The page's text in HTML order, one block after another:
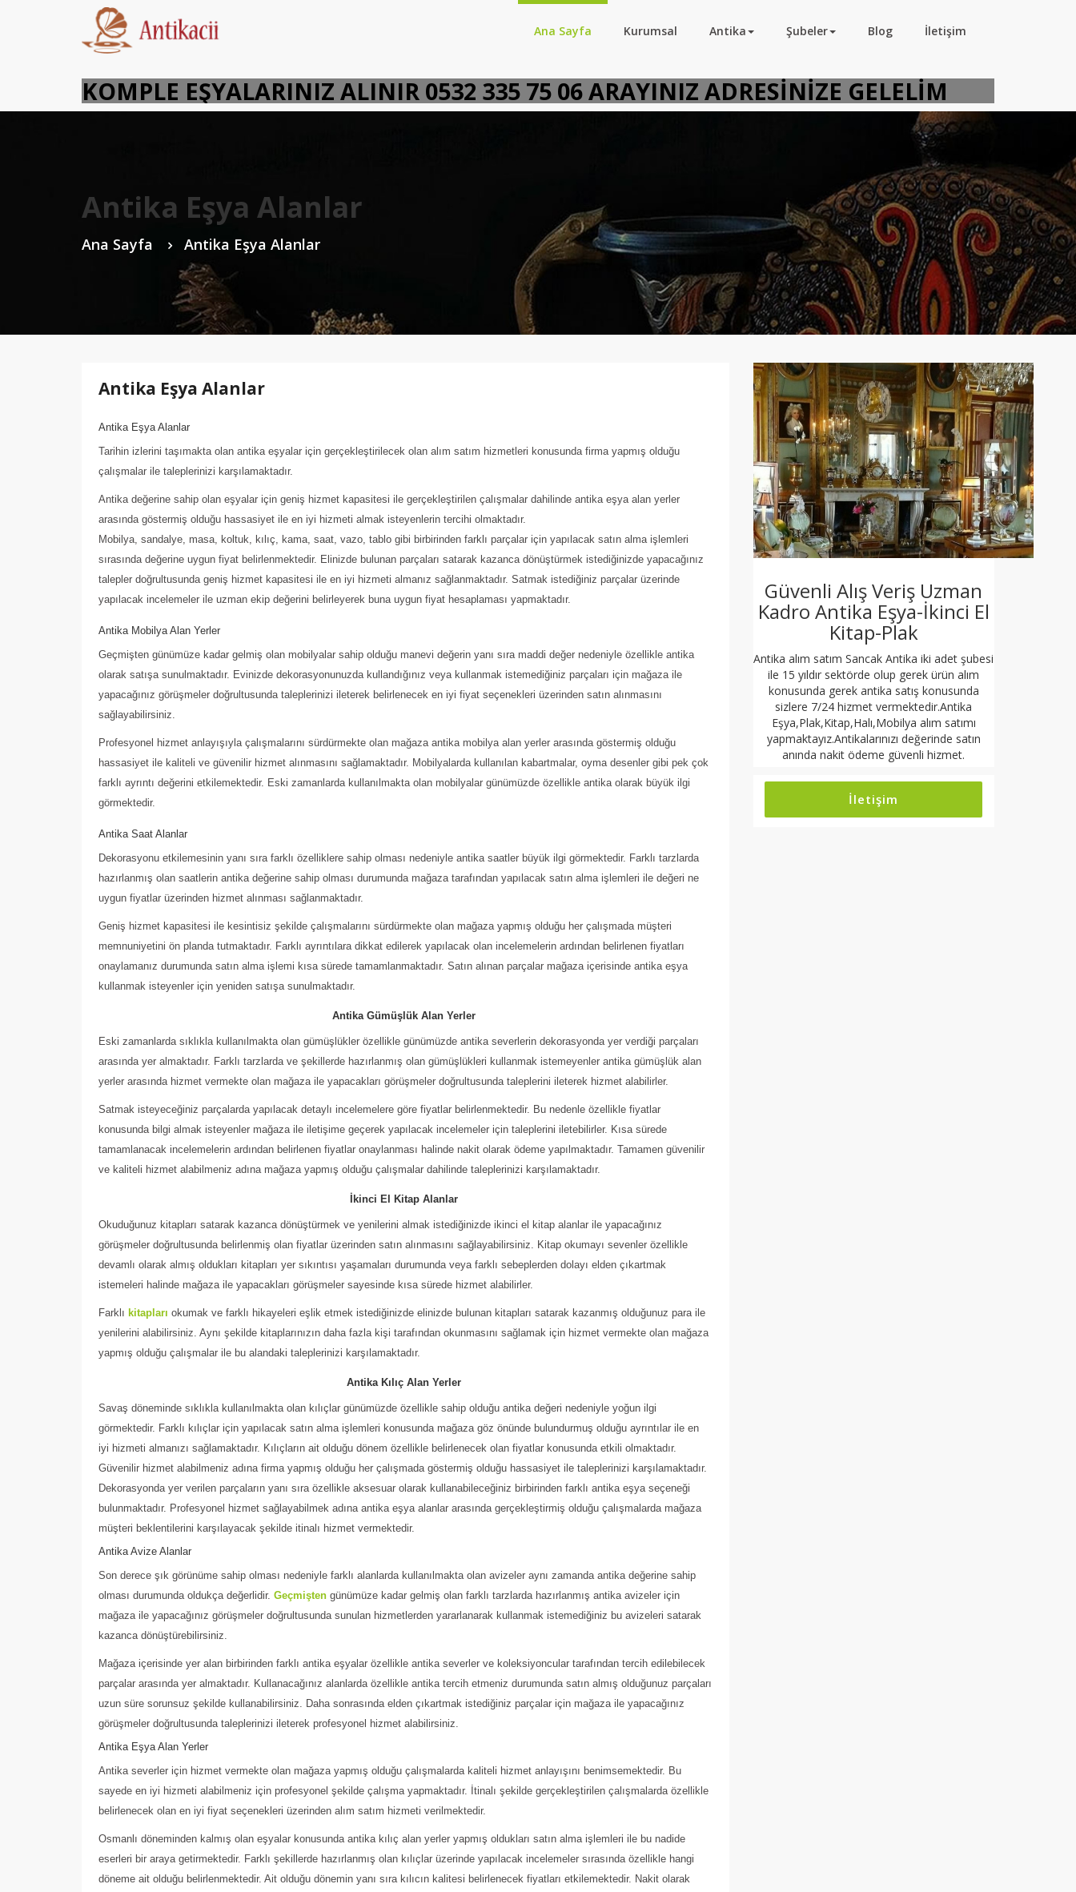
Ana Sayfa Kurumsal Antika Şubeler Blog İletişim
KOMPLE EŞYALARINIZ ALINIR 0532 335 75 06 ARAYINIZ ADRESİNİZE GELELİM
Antika Eşya Alanlar
Ana Sayfa Antika Eşya Alanlar
Antika Eşya Alanlar
Antika Eşya Alanlar
Tarihin izlerini taşımakta olan antika eşyalar için gerçekleştirilecek olan alım satım hizmetleri konusunda firma yapmış olduğu
çalışmalar ile taleplerinizi karşılamaktadır.
Antika değerine sahip olan eşyalar için geniş hizmet kapasitesi ile gerçekleştirilen çalışmalar dahilinde antika eşya alan yerler
arasında göstermiş olduğu hassasiyet ile en iyi hizmeti almak isteyenlerin tercihi olmaktadır.
Mobilya, sandalye, masa, koltuk, kılıç, kama, saat, vazo, tablo gibi birbirinden farklı parçalar için yapılacak satın alma işlemleri
sırasında değerine uygun fiyat belirlenmektedir. Elinizde bulunan parçaları satarak kazanca dönüştürmek istediğinizde yapacağınız
talepler doğrultusunda geniş hizmet kapasitesi ile en iyi hizmeti almanız sağlanmaktadır. Satmak istediğiniz parçalar üzerinde
yapılacak incelemeler ile uzman ekip değerini belirleyerek buna uygun fiyat hesaplaması yapmaktadır.
Antika Mobilya Alan Yerler
Geçmişten günümüze kadar gelmiş olan mobilyalar sahip olduğu manevi değerin yanı sıra maddi değer nedeniyle özellikle antika
olarak satışa sunulmaktadır. Evinizde dekorasyonunuzda kullandığınız veya kullanmak istemediğiniz parçaları için mağaza ile
yapacağınız görüşmeler doğrultusunda taleplerinizi ileterek belirlenecek en iyi fiyat seçenekleri üzerinden satın alınmasını
sağlayabilirsiniz.
Profesyonel hizmet anlayışıyla çalışmalarını sürdürmekte olan mağaza antika mobilya alan yerler arasında göstermiş olduğu
hassasiyet ile kaliteli ve güvenilir hizmet alınmasını sağlamaktadır. Mobilyalarda kullanılan kabartmalar, oyma desenler gibi pek çok
farklı ayrıntı değerini etkilemektedir. Eski zamanlarda kullanılmakta olan mobilyalar günümüzde özellikle antika olarak büyük ilgi
görmektedir.
Antika Saat Alanlar
Dekorasyonu etkilemesinin yanı sıra farklı özelliklere sahip olması nedeniyle antika saatler büyük ilgi görmektedir. Farklı tarzlarda
hazırlanmış olan saatlerin antika değerine sahip olması durumunda mağaza tarafından yapılacak satın alma işlemleri ile değeri ne
uygun fiyatlar üzerinden hizmet alınması sağlanmaktadır.
Geniş hizmet kapasitesi ile kesintisiz şekilde çalışmalarını sürdürmekte olan mağaza yapmış olduğu her çalışmada müşteri
memnuniyetini ön planda tutmaktadır. Farklı ayrıntılara dikkat edilerek yapılacak olan incelemelerin ardından belirlenen fiyatları
onaylamanız durumunda satın alma işlemi kısa sürede tamamlanmaktadır. Satın alınan parçalar mağaza içerisinde antika eşya
kullanmak isteyenler için yeniden satışa sunulmaktadır.
Antika Gümüşlük Alan Yerler
Eski zamanlarda sıklıkla kullanılmakta olan gümüşlükler özellikle günümüzde antika severlerin dekorasyonda yer verdiği parçaları
arasında yer almaktadır. Farklı tarzlarda ve şekillerde hazırlanmış olan gümüşlükleri kullanmak istemeyenler antika gümüşlük alan
yerler arasında hizmet vermekte olan mağaza ile yapacakları görüşmeler doğrultusunda taleplerini ileterek hizmet alabilirler.
Satmak isteyeceğiniz parçalarda yapılacak detaylı incelemelere göre fiyatlar belirlenmektedir. Bu nedenle özellikle fiyatlar
konusunda bilgi almak isteyenler mağaza ile iletişime geçerek yapılacak incelemeler için taleplerini iletebilirler. Kısa sürede
tamamlanacak incelemelerin ardından belirlenen fiyatlar onaylanması halinde nakit olarak ödeme yapılmaktadır. Tamamen güvenilir
ve kaliteli hizmet alabilmeniz adına mağaza yapmış olduğu çalışmalar dahilinde taleplerinizi karşılamaktadır.
İkinci El Kitap Alanlar
Okuduğunuz kitapları satarak kazanca dönüştürmek ve yenilerini almak istediğinizde ikinci el kitap alanlar ile yapacağınız
görüşmeler doğrultusunda belirlenmiş olan fiyatlar üzerinden satın alınmasını sağlayabilirsiniz. Kitap okumayı sevenler özellikle
devamlı olarak almış oldukları kitapları yer sıkıntısı yaşamaları durumunda veya farklı sebeplerden dolayı elden çıkartmak
istemeleri halinde mağaza ile yapacakları görüşmeler sayesinde kısa sürede hizmet alabilirler.
Farklı kitapları okumak ve farklı hikayeleri eşlik etmek istediğinizde elinizde bulunan kitapları satarak kazanmış olduğunuz para ile
yenilerini alabilirsiniz. Aynı şekilde kitaplarınızın daha fazla kişi tarafından okunmasını sağlamak için hizmet vermekte olan mağaza
yapmış olduğu çalışmalar ile bu alandaki taleplerinizi karşılamaktadır.
Antika Kılıç Alan Yerler
Savaş döneminde sıklıkla kullanılmakta olan kılıçlar günümüzde özellikle sahip olduğu antika değeri nedeniyle yoğun ilgi
görmektedir. Farklı kılıçlar için yapılacak satın alma işlemleri konusunda mağaza göz önünde bulundurmuş olduğu ayrıntılar ile en
iyi hizmeti almanızı sağlamaktadır. Kılıçların ait olduğu dönem özellikle belirlenecek olan fiyatlar konusunda etkili olmaktadır.
Güvenilir hizmet alabilmeniz adına firma yapmış olduğu her çalışmada göstermiş olduğu hassasiyet ile taleplerinizi karşılamaktadır.
Dekorasyonda yer verilen parçaların yanı sıra özellikle aksesuar olarak kullanabileceğiniz birbirinden farklı antika eşya seçeneği
bulunmaktadır. Profesyonel hizmet sağlayabilmek adına antika eşya alanlar arasında gerçekleştirmiş olduğu çalışmalarda mağaza
müşteri beklentilerini karşılayacak şekilde itinalı hizmet vermektedir.
Antika Avize Alanlar
Son derece şık görünüme sahip olması nedeniyle farklı alanlarda kullanılmakta olan avizeler aynı zamanda antika değerine sahip
olması durumunda oldukça değerlidir. Geçmişten günümüze kadar gelmiş olan farklı tarzlarda hazırlanmış antika avizeler için
mağaza ile yapacağınız görüşmeler doğrultusunda sunulan hizmetlerden yararlanarak kullanmak istemediğiniz bu avizeleri satarak
kazanca dönüştürebilirsiniz.
Mağaza içerisinde yer alan birbirinden farklı antika eşyalar özellikle antika severler ve koleksiyoncular tarafından tercih edilebilecek
parçalar arasında yer almaktadır. Kullanacağınız alanlarda özellikle antika tercih etmeniz durumunda satın almış olduğunuz parçaları
uzun süre sorunsuz şekilde kullanabilirsiniz. Daha sonrasında elden çıkartmak istediğiniz parçalar için mağaza ile yapacağınız
görüşmeler doğrultusunda taleplerinizi ileterek profesyonel hizmet alabilirsiniz.
Antika Eşya Alan Yerler
Antika severler için hizmet vermekte olan mağaza yapmış olduğu çalışmalarda kaliteli hizmet anlayışını benimsemektedir. Bu
sayede en iyi hizmeti alabilmeniz için profesyonel şekilde çalışma yapmaktadır. İtinalı şekilde gerçekleştirilen çalışmalarda özellikle
belirlenecek olan en iyi fiyat seçenekleri üzerinden alım satım hizmeti verilmektedir.
Osmanlı döneminden kalmış olan eşyalar konusunda antika kılıç alan yerler yapmış oldukları satın alma işlemleri ile bu nadide
eserleri bir araya getirmektedir. Farklı şekillerde hazırlanmış olan kılıçlar üzerinde yapılacak incelemeler sırasında özellikle hangi
döneme ait olduğu belirlenmektedir. Ait olduğu dönemin yanı sıra kılıcın kalitesi belirlenecek fiyatları etkilemektedir. Nakit olarak
Güvenli Alış Veriş Uzman
Kadro Antika Eşya-İkinci El
Kitap-Plak
Antika alım satım Sancak Antika iki adet şubesi
ile 15 yıldır sektörde olup gerek ürün alım
konusunda gerek antika satış konusunda
sizlere 7/24 hizmet vermektedir.Antika
Eşya,Plak,Kitap,Halı,Mobilya alım satımı
yapmaktayız.Antikalarınızı değerinde satın
anında nakit ödeme güvenli hizmet.
İletişim